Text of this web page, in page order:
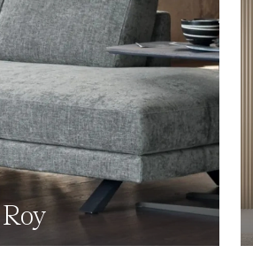
Roy